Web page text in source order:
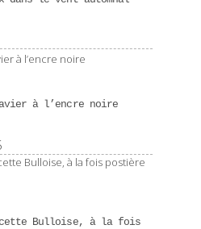
à l’encre noire
cette Bulloise, à la fois